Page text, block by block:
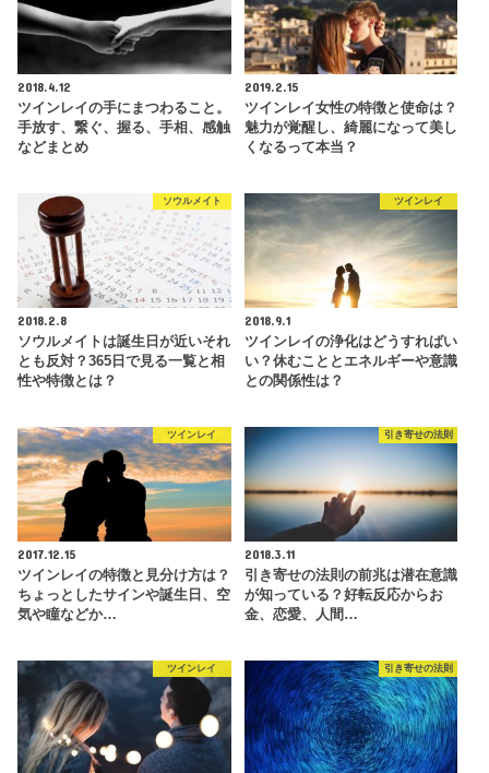
2018.4.12
ツインレイの手にまつわること。
手放す、繋ぐ、握る、手相、感触
などまとめ
2019.2.15
ツインレイ女性の特徴と使命は？
魅力が覚醒し、綺麗になって美し
くなるって本当？
ソウルメイト
2018.2.8
ソウルメイトは誕生日が近いそれ
とも反対？365日で見る一覧と相
性や特徴とは？
ツインレイ
2018.9.1
ツインレイの浄化はどうすればい
い？休むこととエネルギーや意識
との関係性は？
ツインレイ
2017.12.15
ツインレイの特徴と見分け方は？
ちょっとしたサインや誕生日、空
気や瞳などか…
引き寄せの法則
2018.3.11
引き寄せの法則の前兆は潜在意識
が知っている？好転反応からお
金、恋愛、人間…
ツインレイ 引き寄せの法則